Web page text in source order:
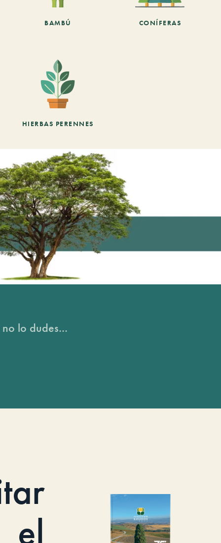
BAMBÚ CONÍFERAS
HIERBAS PERENNES
lo dudes...
el